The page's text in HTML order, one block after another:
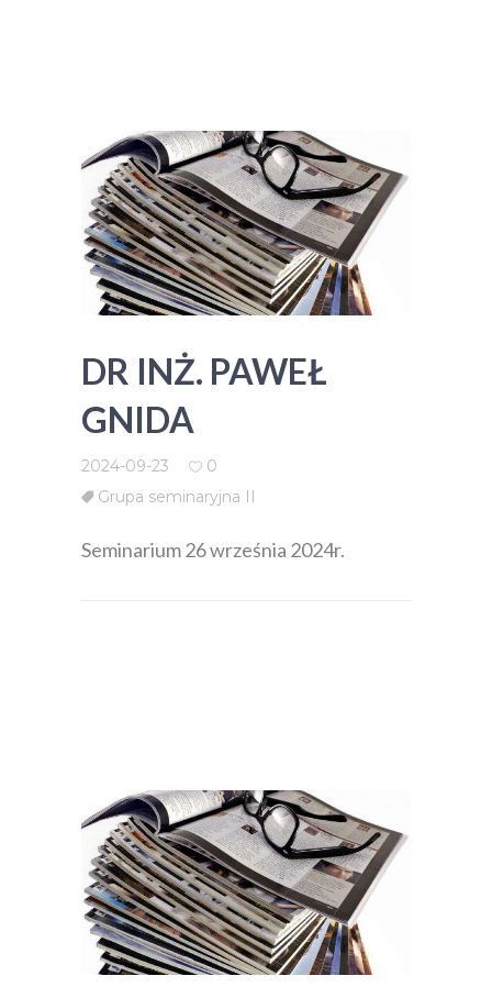
DR INŻ. PAWEŁ
GNIDA
2024-09-23
0
Grupa seminaryjna II
Seminarium 26 września 2024r.